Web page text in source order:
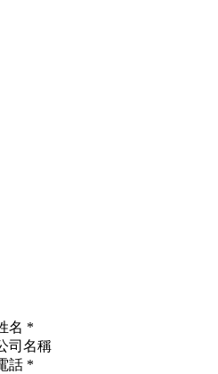
名 *
司名稱
話 *